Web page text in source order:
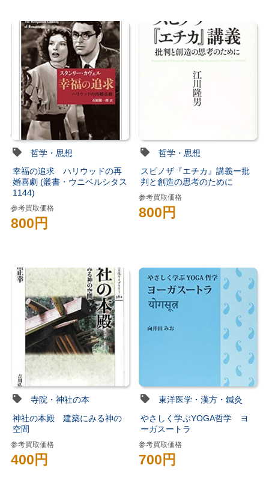
哲学・思想
幸福の追求 ハリウッドの再
婚喜劇 (叢書・ウニベルシタス
1144)
参考買取価格
800円
哲学・思想
スピノザ『エチカ』講義ー批
判と創造の思考のために
参考買取価格
800円
寺院・神社の本
神社の本殿 建築にみる神の
空間
参考買取価格
400円
東洋医学・漢方・鍼灸
やさしく学ぶYOGA哲学 ヨ
ーガスートラ
参考買取価格
700円